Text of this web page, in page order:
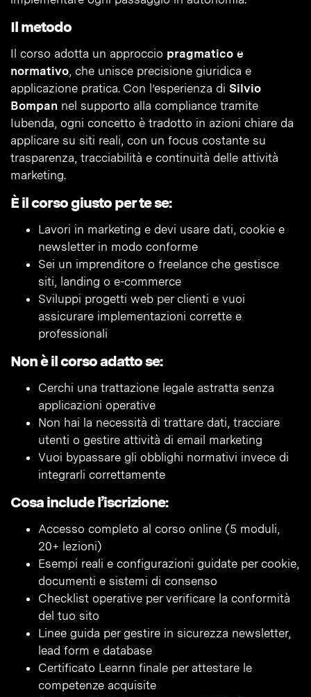
Il metodo
Il corso adotta un approccio pragmatico e
normativo, che unisce precisione giuridica e
applicazione pratica. Con l’esperienza di Silvio
Bompan nel supporto alla compliance tramite
Iubenda, ogni concetto è tradotto in azioni chiare da
applicare su siti reali, con un focus costante su
trasparenza, tracciabilità e continuità delle attività
marketing.
È il corso giusto per te se:
Lavori in marketing e devi usare dati, cookie e
newsletter in modo conforme
Sei un imprenditore o freelance che gestisce
siti, landing o e-commerce
Sviluppi progetti web per clienti e vuoi
assicurare implementazioni corrette e
professionali
Non è il corso adatto se:
Cerchi una trattazione legale astratta senza
applicazioni operative
Non hai la necessità di trattare dati, tracciare
utenti o gestire attività di email marketing
Vuoi bypassare gli obblighi normativi invece di
integrarli correttamente
Cosa include l’iscrizione:
Accesso completo al corso online (5 moduli,
20+ lezioni)
Esempi reali e configurazioni guidate per cookie,
documenti e sistemi di consenso
Checklist operative per verificare la conformità
del tuo sito
Linee guida per gestire in sicurezza newsletter,
lead form e database
Certificato Learnn finale per attestare le
competenze acquisite